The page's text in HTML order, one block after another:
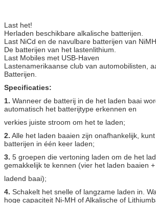
Last het!
Herladen beschikbare alkalische batterijen.
Last NiCd en de navulbare batterijen van
De batterijen van het lastenlithium.
Last Mobiles met USB-Haven
Lastenamerikaanse club van automobilisten,
Batterijen.
Specificaties:
1. Wanneer de batterij in de het laden baai
automatisch het batterijtype erkennen en
verkies juiste stroom om het te laden;
2. Alle het laden baaien zijn onafhankelijk,
batterijen in één keer laden;
3. 5 groepen die vertoning laden om de het
gemakkelijk te kennen (vier het laden baaien
ladend baai);
4. Schakelt het snelle of langzame laden in.
hoge capaciteit Ni-MH of Alkalische of